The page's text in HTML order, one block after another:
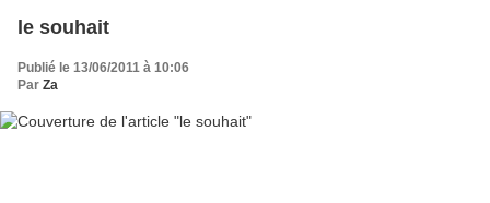
le souhait
Publié le 13/06/2011 à 10:06
Par Za